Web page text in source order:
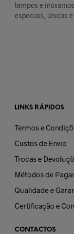
tempos e
especiais, únicos
LINKS RÁPIDOS
Termos e
Custos de Envio
Trocas e
Métodos de
Qualidade e
Certificação e
CONTACTOS